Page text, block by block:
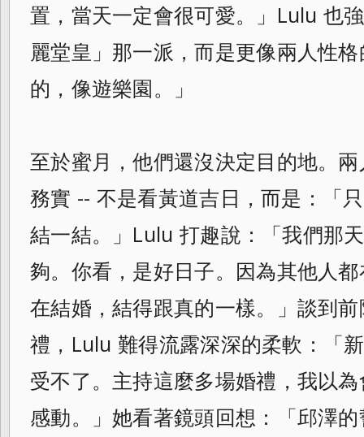
置，當天一定會很可愛。」Lulu 也
麗堂皇」那一派，而是更像兩人性
的，像遊樂園。」
至於蜜月，他們還沒決定目的地。
務實 -- 不是看黃道吉日，而是：「
結一結。」Lulu 打趣說：「我們那
夠。你看，是好日子。因為其他人
在結婚，結得跟真的一樣。」談到
禮，Lulu 難得流露深深的柔軟：「
受不了。主持這麼多場婚禮，我以
感動。」她看著鏡頭回想：「邱澤